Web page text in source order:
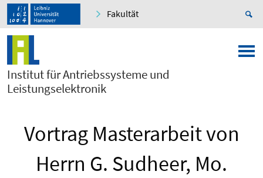
Fakultät
Institut für Antriebssysteme und
Leistungselektronik
Vortrag Masterarbeit von
Herrn G. Sudheer, Mo.